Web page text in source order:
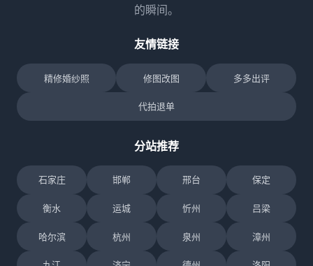
的瞬间。
友情链接
精修婚纱照 修图改图 多多出评
代拍退单
分站推荐
石家庄 邯郸 邢台 保定
衡水 运城 忻州 吕梁
哈尔滨 杭州 泉州 漳州